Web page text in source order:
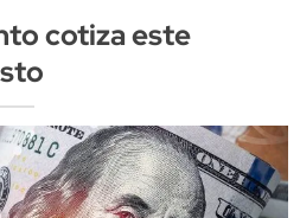
cotiza este